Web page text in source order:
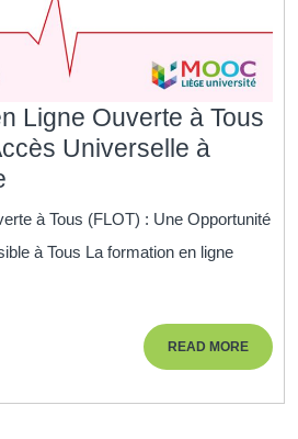
Ligne Ouverte à Tous
Universelle à
Formation
en
à Tous (FLOT) : Une Opportunité
à Tous La formation en ligne
READ MOREREAD
MORE